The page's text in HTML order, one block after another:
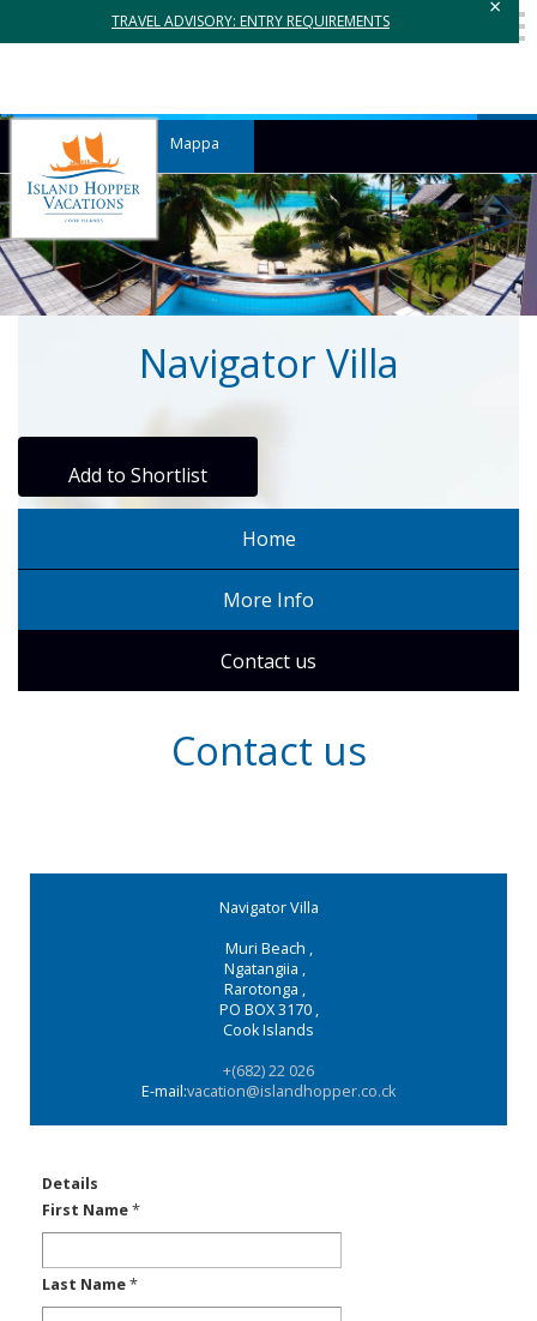
TRAVEL ADVISORY: ENTRY REQUIREMENTS
×
Mappa
Navigator Villa
Add to Shortlist
Home
More Info
Contact us
Contact us
Details
First Name*
Last Name*
Navigator Villa
Muri Beach ,
Ngatangiia ,
Rarotonga ,
PO BOX 3170,
Cook Islands
+(682) 22 026
E-mail:vacation@islandhopper.co.ck